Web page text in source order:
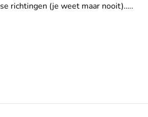
richtingen (je weet maar nooit)…..